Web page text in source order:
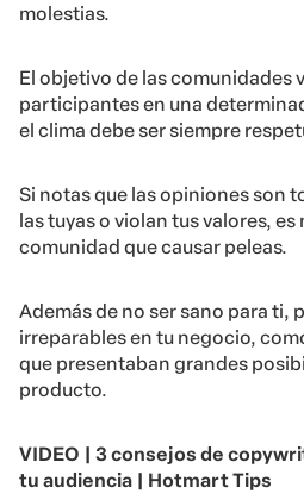
molestias.
El objetivo de las comunidades
participantes en una
el clima debe ser siempre
Si notas que las opiniones son
las tuyas o violan tus valores,
comunidad que causar peleas.
Además de no ser sano para ti,
irreparables en tu negocio,
que presentaban grandes
producto.
VIDEO | 3 consejos de
tu audiencia | Hotmart Tips